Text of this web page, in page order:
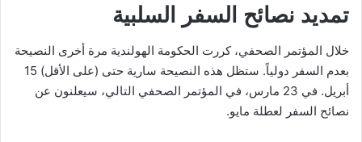
تمديد نصائح السفر السلبية
خلال المؤتمر الصحفي، كررت الحكومة الهولندية مرة أخرى النصيحة
بعدم السفر دولياً. ستظل هذه النصيحة سارية حتى (على الأقل) 15
أبريل. في 23 مارس، في المؤتمر الصحفي التالي، سيعلنون عن
نصائح السفر لعطلة مايو.